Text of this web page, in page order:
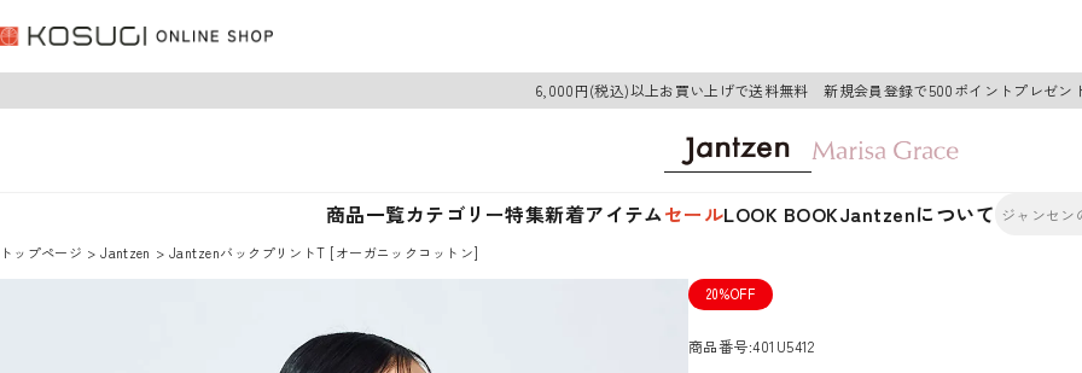
6,000円(税込)以上お買い上げで送料無料 新規会員登録で500ポイントプレゼン
商品一覧カテゴリー特集新着アイテムセールLOOK BOOKJantzenについて
トップページ Jantzen JantzenバックプリントT [オーガニックコットン]
20%OFF
商品番号 401U5412